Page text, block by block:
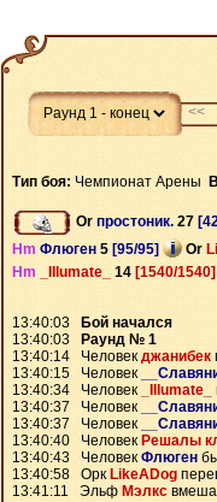
<<
Тип боя: Чемпионат Арены
Or простоник. 27
Hm Флюген 5 [95/95] Or
Hm
_Illumate_ 14 [1540/1540]
13:40:03
Бой начался
13:40:03
Раунд № 1
13:40:14 Человекджанибек
13:40:15 Человек
13:40:34 Человек
_Illumate_
13:40:37 Человек
13:40:37 Человек
13:40:40 Человек Решалы
13:40:43 Человек Флюген
13:40:58 Орк LikeADog
13:41:11 Эльф Мэлкс